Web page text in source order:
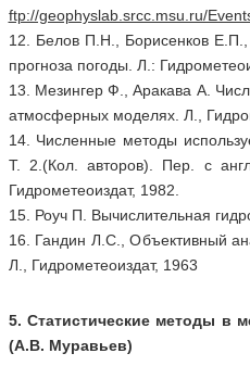
ftp://geophyslab.srcc.msu.ru/
12. Белов П.Н., Борисенков
прогноза погоды. Л.:
13. Мезингер Ф., Аракава А.
атмосферных моделях. Л.,
14. Численные методы
Т. 2.(Кол. авторов). Пер. с
Гидрометеоиздат, 1982.
15. Роуч П. Вычислительная
16. Гандин Л.С., Объективный
Л., Гидрометеоиздат, 1963
5. Статистические методы в
(А.В. Муравьев)